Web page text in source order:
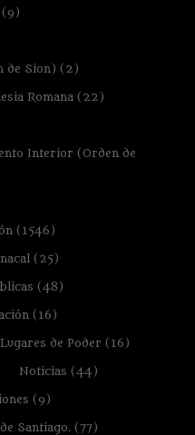
(9)
de Sion) (2)
Romana(22)
Interior (Orden de
(1546)
(25)
(48)
(16)
Lugares de Poder (16)
Noticias (44)
(9)
Santiago.(77)